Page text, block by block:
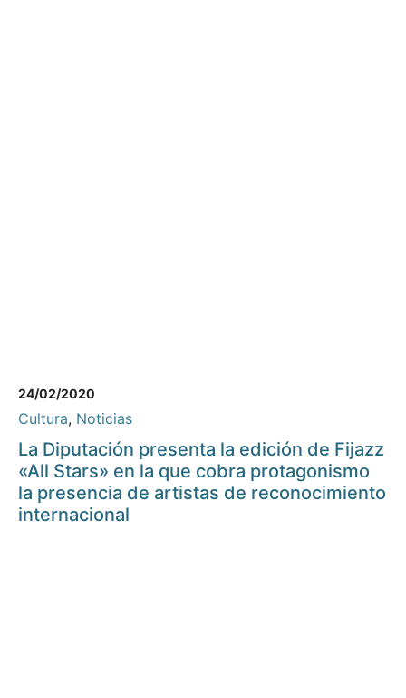
24/02/2020
Cultura, Noticias
La Diputación presenta la edición de Fijazz
«All Stars» en la que cobra protagonismo
la presencia de artistas de reconocimiento
internacional